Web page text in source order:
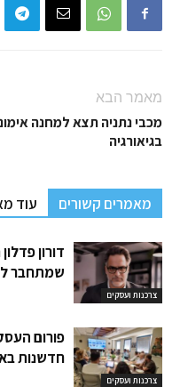
מאמר הבא
מכבי נתניה תצא למחנה
בגיאורגיה
מאמרים קשורים עוד
צרכנות ועסקים
דורון
שמתחבר
צרכנות ועסקים
פורום
חדשנות